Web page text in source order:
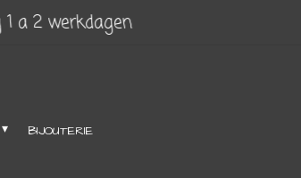
a 2 werkdagen
BIJOUTERIE